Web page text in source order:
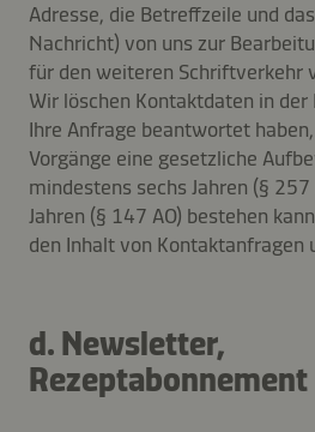
Adresse, die Betreffzeile und
Nachricht) von uns zur
für den weiteren Schriftverkehr
Wir löschen Kontaktdaten in
Ihre Anfrage beantwortet
Vorgänge eine gesetzliche
mindestens sechs Jahren (§ 257
Jahren (§ 147 AO) bestehen
den Inhalt von Kontaktanfragen
d. Newsletter,
Rezeptabonnement